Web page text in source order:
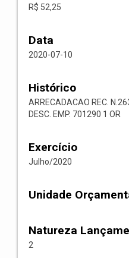
R$ 52,25
Data
2020-07-10
Histórico
ARRECADACAO REC.
DESC. EMP. 701290 1 OR
Exercício
Julho/2020
Unidade
Natureza
2